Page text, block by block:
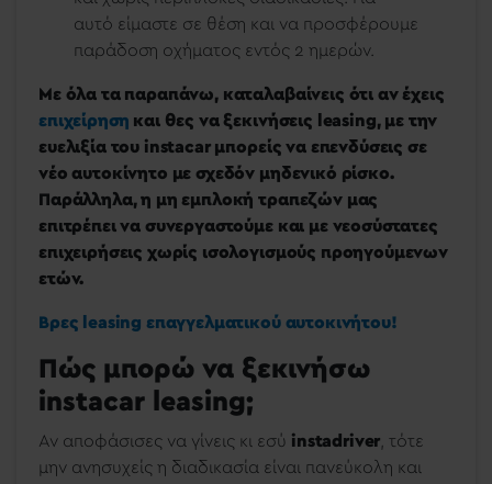
αυτό είμαστε σε θέση και να προσφέρουμε
παράδοση οχήματος εντός 2 ημερών.
Με όλα τα παραπάνω, καταλαβαίνεις ότι αν έχεις
επιχείρηση και θες να ξεκινήσεις leasing, με την
ευελιξία του instacar μπορείς να επενδύσεις σε
νέο αυτοκίνητο με σχεδόν μηδενικό ρίσκο.
Παράλληλα, η μη εμπλοκή τραπεζών μας
επιτρέπει να συνεργαστούμε και με νεοσύστατες
επιχειρήσεις χωρίς ισολογισμούς προηγούμενων
ετών.
Βρες leasing επαγγελματικού αυτοκινήτου!
Πώς μπορώ να ξεκινήσω
instacar leasing;
Αν αποφάσισες να γίνεις κι εσύ instadriver, τότε
μην ανησυχείς η διαδικασία είναι πανεύκολη και